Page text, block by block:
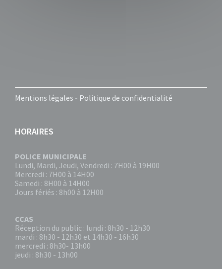
Mentions légales - Politique de confidentialité
HORAIRES
POLICE MUNICIPALE
Lundi, Mardi, Jeudi, Vendredi : 7H00 à 19H00
Mercredi : 7H00 à 14H00
Samedi : 8H00 à 14H00
Jours fériés : 8h00 à 12H00
CCAS
Réception du public : lundi : 8h30 - 12h30
mardi : 8h30 - 12h30 et 14h30 - 16h30
mercredi : 8h30- 13h00
jeudi : 8h30 - 13h00